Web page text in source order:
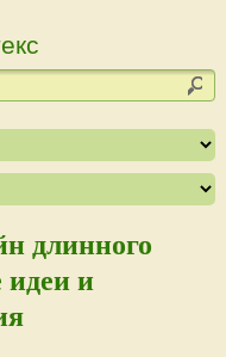
длинного
идеи и